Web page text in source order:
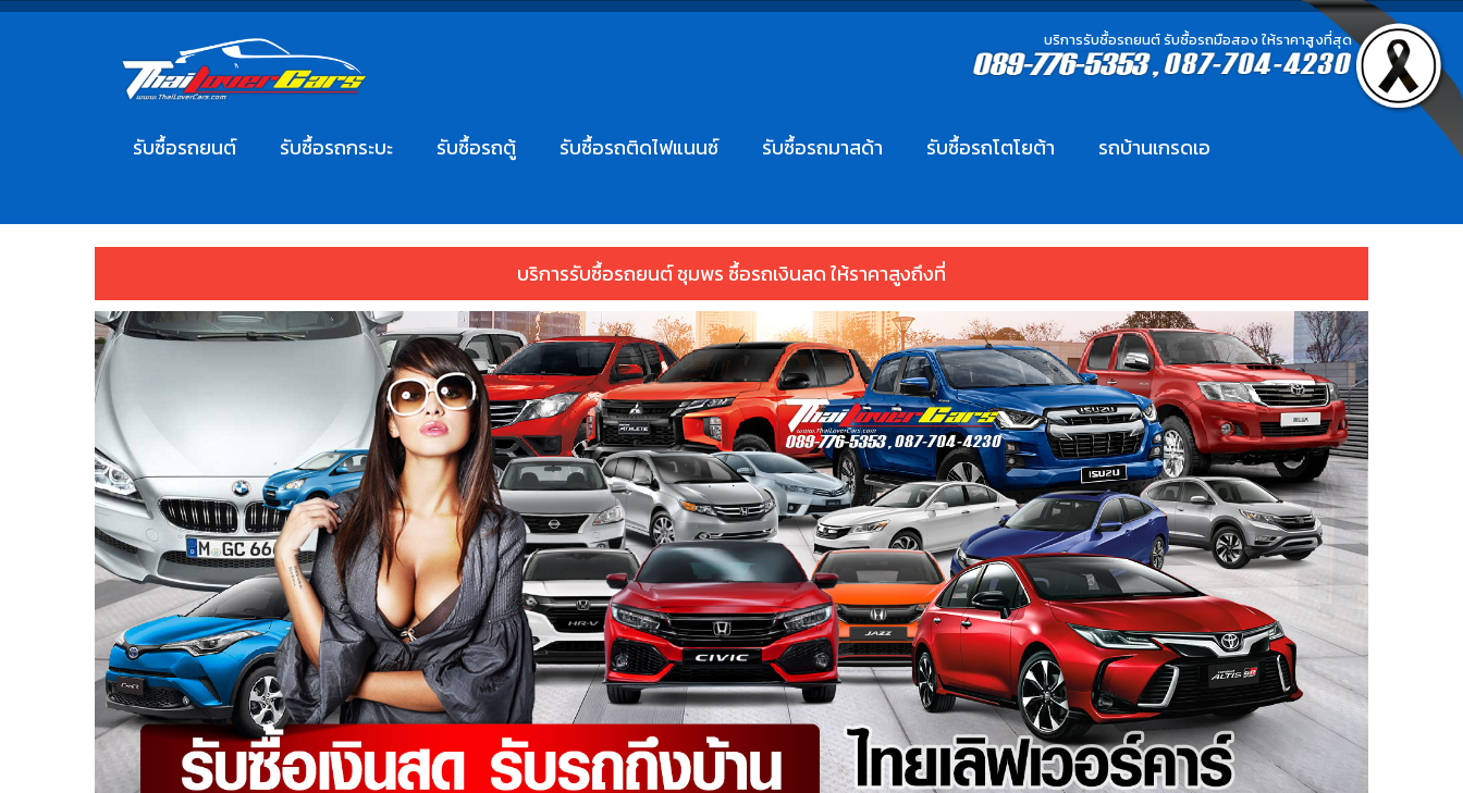
บริการรับซื้อรถยนต์ รับซื้อรถมือสอง ให้ราคาสูงที่สุด
รับซื้อรถยนต์ รับซื้อรถกระบะ รับซื้อรถตู้ รับซื้อรถติดไฟแนนซ์ รับซื้อรถมาสด้า รับซื้อรถโตโยต้า รถบ้านเกรดเอ
บริการรับซื้อรถยนต์ ชุมพร ซื้อรถเงินสด ให้ราคาสูงถึงที่